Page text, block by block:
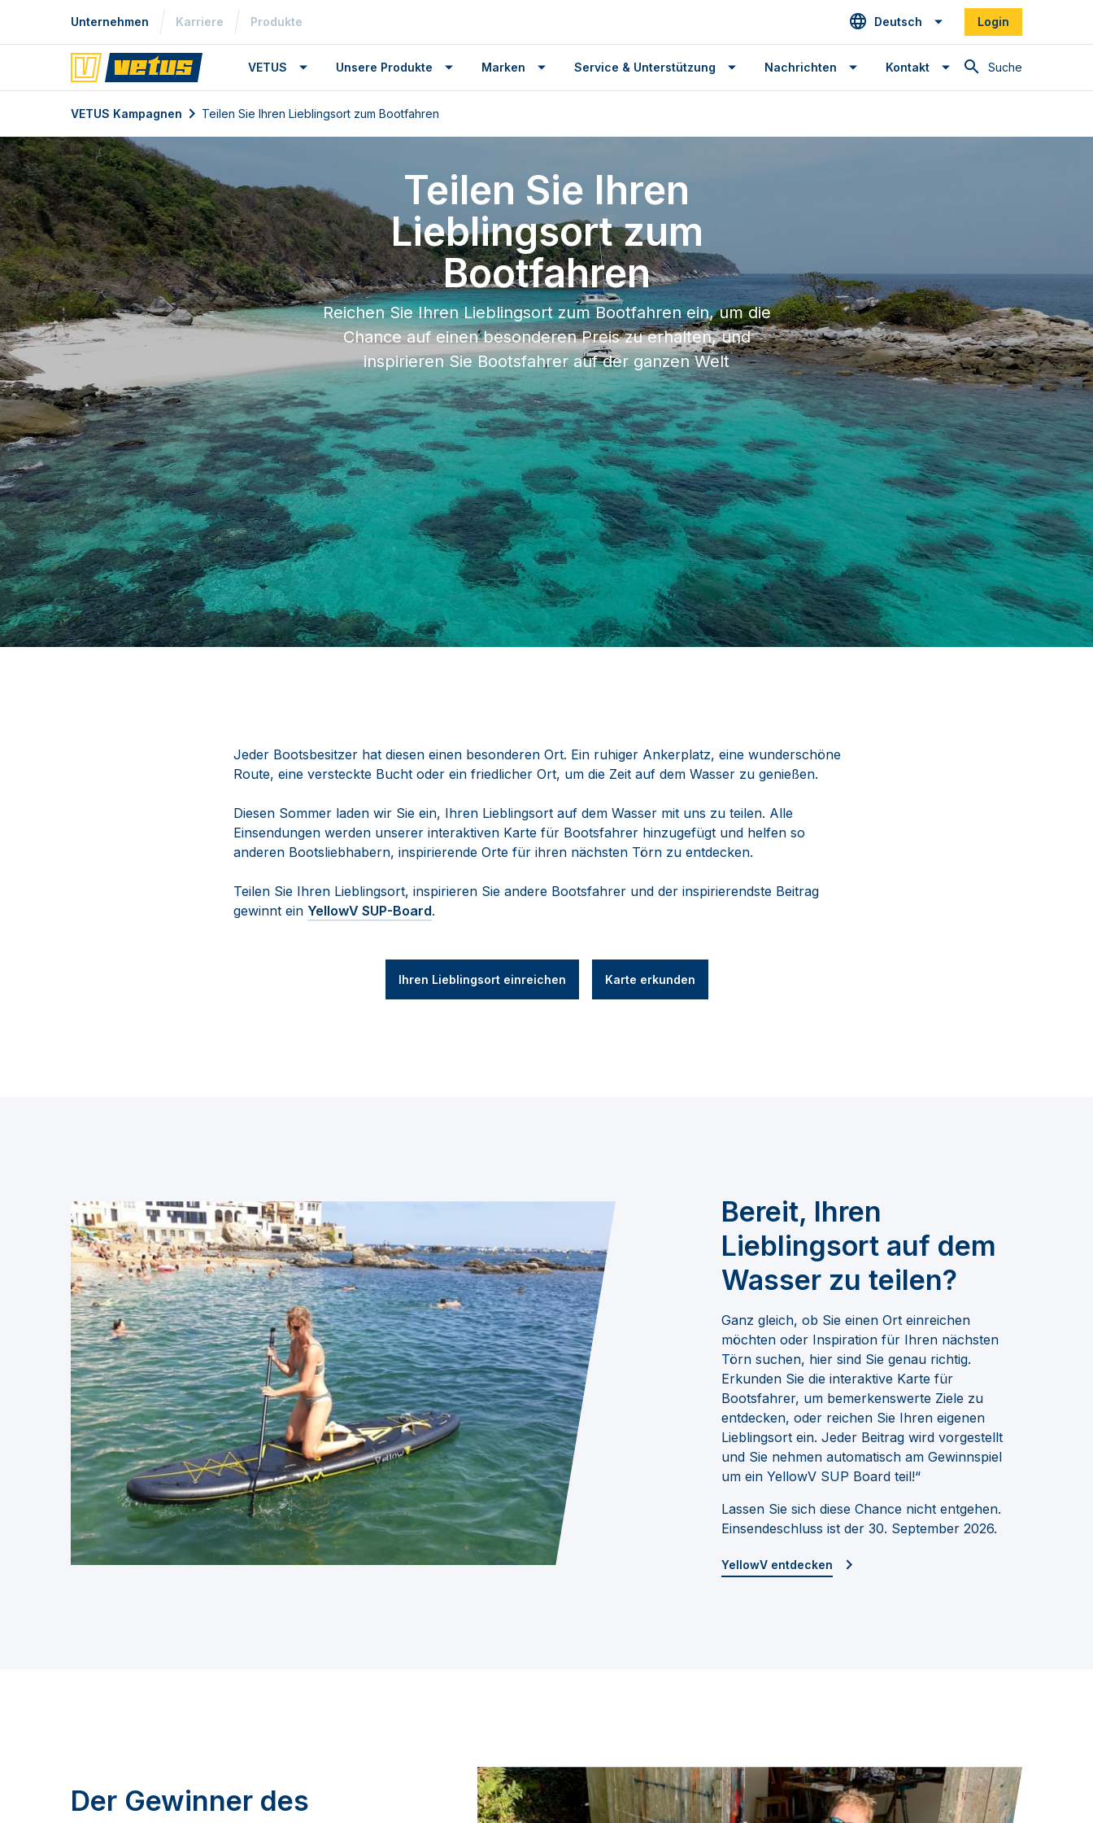
Unternehmen Karriere Produkte Deutsch Login
Suche
VETUS Unsere Produkte Marken Service & Unterstützung Nachrichten Kontakt
VETUS Kampagnen Teilen Sie Ihren Lieblingsort zum Bootfahren
Teilen Sie Ihren
Lieblingsort zum
Bootfahren
Reichen Sie Ihren Lieblingsort zum Bootfahren ein, um die
Chance auf einen besonderen Preis zu erhalten, und
inspirieren Sie Bootsfahrer auf der ganzen Welt
Jeder Bootsbesitzer hat diesen einen besonderen Ort. Ein ruhiger Ankerplatz, eine wunderschöne
Route, eine versteckte Bucht oder ein friedlicher Ort, um die Zeit auf dem Wasser zu genießen.
Diesen Sommer laden wir Sie ein, Ihren Lieblingsort auf dem Wasser mit uns zu teilen. Alle
Einsendungen werden unserer interaktiven Karte für Bootsfahrer hinzugefügt und helfen so
anderen Bootsliebhabern, inspirierende Orte für ihren nächsten Törn zu entdecken.
Teilen Sie Ihren Lieblingsort, inspirieren Sie andere Bootsfahrer und der inspirierendste Beitrag
gewinnt ein YellowV SUP-Board.
Ihren Lieblingsort einreichen Karte erkunden
Bereit, Ihren
Lieblingsort auf dem
Wasser zu teilen?
Ganz gleich, ob Sie einen Ort einreichen
möchten oder Inspiration für Ihren nächsten
Törn suchen, hier sind Sie genau richtig.
Erkunden Sie die interaktive Karte für
Bootsfahrer, um bemerkenswerte Ziele zu
entdecken, oder reichen Sie Ihren eigenen
Lieblingsort ein. Jeder Beitrag wird vorgestellt
und Sie nehmen automatisch am Gewinnspiel
um ein YellowV SUP Board teil!“
Lassen Sie sich diese Chance nicht entgehen.
Einsendeschluss ist der 30. September 2026.
YellowV entdecken
Der Gewinner des